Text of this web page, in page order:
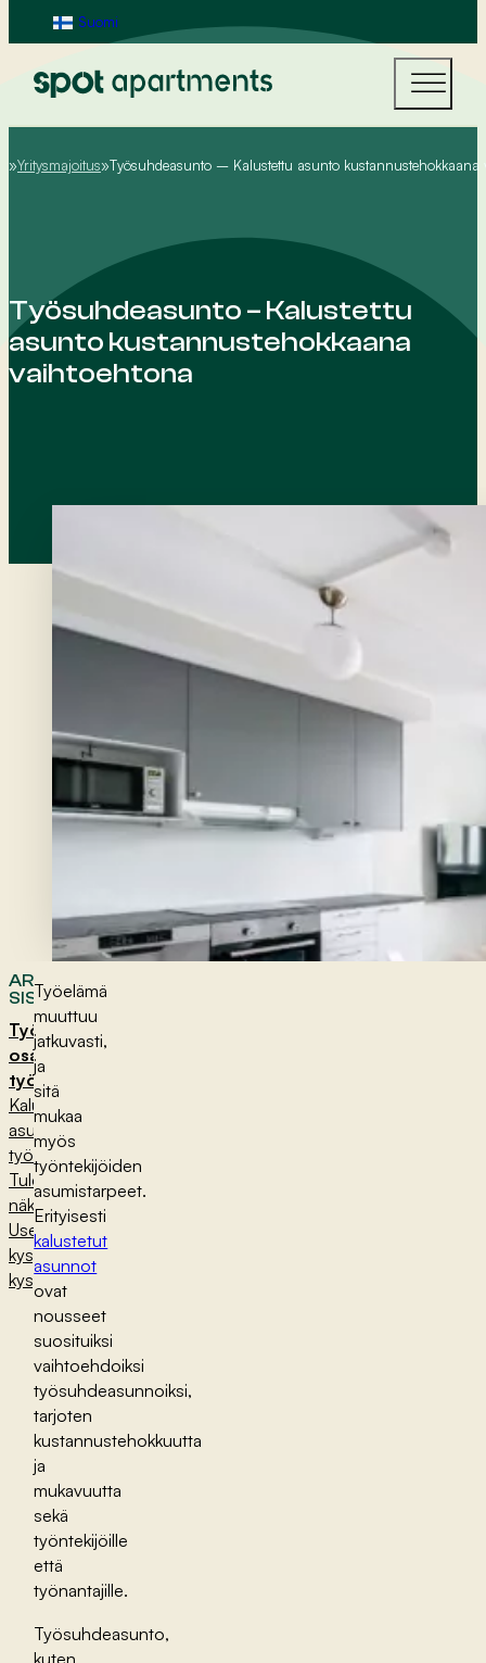
Suomi
Home
Yritysmajoitus Työsuhdeasunto – Kalustettu asunto kustannustehokkaana
Työsuhdeasunto – Kalustettu
asunto kustannustehokkaana
vaihtoehtona
ARTIKKELIN
SISÄLTÖ
Työsuhdeasunnot
osana
työelämää
Kalustetut
asunnot
työsuhdeasuntona
Tulevaisuuden
näkymät
Usein
kysytyt
kysymykset
Työelämä
muuttuu
jatkuvasti,
ja
sitä
mukaa
myös
työntekijöiden
asumistarpeet.
Erityisesti
kalustetut
asunnot
ovat
nousseet
suosituiksi
vaihtoehdoiksi
työsuhdeasunnoiksi,
tarjoten
kustannustehokkuutta
ja
mukavuutta
sekä
työntekijöille
että
työnantajille.
Työsuhdeasunto,
kuten